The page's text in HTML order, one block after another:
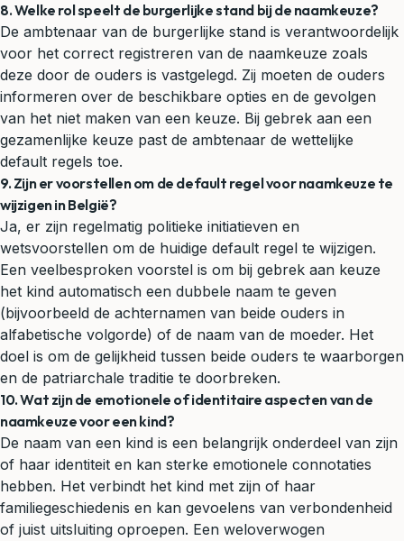
8. Welke rol speelt de burgerlijke stand bij de naamkeuze?
De ambtenaar van de burgerlijke stand is verantwoordelijk
voor het correct registreren van de naamkeuze zoals
deze door de ouders is vastgelegd. Zij moeten de ouders
informeren over de beschikbare opties en de gevolgen
van het niet maken van een keuze. Bij gebrek aan een
gezamenlijke keuze past de ambtenaar de wettelijke
default regels toe.
9. Zijn er voorstellen om de default regel voor naamkeuze te
wijzigen in België?
Ja, er zijn regelmatig politieke initiatieven en
wetsvoorstellen om de huidige default regel te wijzigen.
Een veelbesproken voorstel is om bij gebrek aan keuze
het kind automatisch een dubbele naam te geven
(bijvoorbeeld de achternamen van beide ouders in
alfabetische volgorde) of de naam van de moeder. Het
doel is om de gelijkheid tussen beide ouders te waarborgen
en de patriarchale traditie te doorbreken.
10. Wat zijn de emotionele of identitaire aspecten van de
naamkeuze voor een kind?
De naam van een kind is een belangrijk onderdeel van zijn
of haar identiteit en kan sterke emotionele connotaties
hebben. Het verbindt het kind met zijn of haar
familiegeschiedenis en kan gevoelens van verbondenheid
of juist uitsluiting oproepen. Een weloverwogen